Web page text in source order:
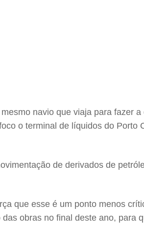
navio que viaja para fazer
o terminal de líquidos do
de derivados de
que esse é um ponto menos
obras no final deste ano, para